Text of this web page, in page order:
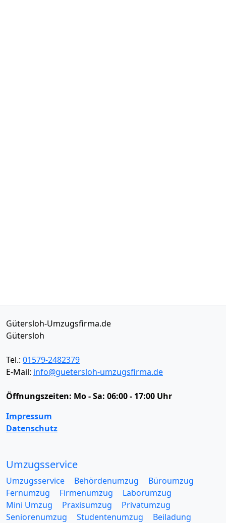
Gütersloh-Umzugsfirma.de
Gütersloh
Tel.: 01579-2482379
E-Mail: info@guetersloh-umzugsfirma.de
Öffnungszeiten: Mo - Sa: 06:00 - 17:00 Uhr
Impressum
Datenschutz
Umzugsservice
Umzugsservice Behördenumzug
Büroumzug
Fernumzug
Firmenumzug
Laborumzug
Mini Umzug
Praxisumzug
Privatumzug
Seniorenumzug
Studentenumzug
Beiladung